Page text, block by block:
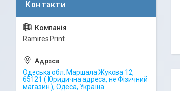
Ramires Print
Одеська обл. Маршала Жукова 12,
65121 ( Юридична адреса, не Фізичний
магазин ), Одеса, Україна